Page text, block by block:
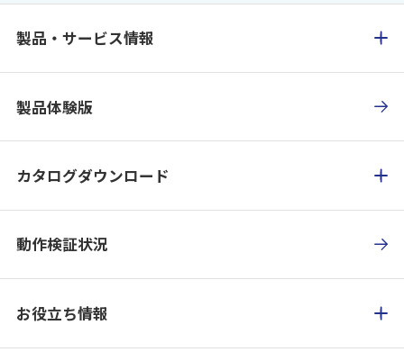
製品・サービス情報
製品体験版
カタログダウンロード
動作検証状況
お役立ち情報